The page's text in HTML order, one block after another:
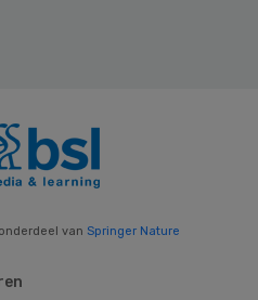
van Springer Nature